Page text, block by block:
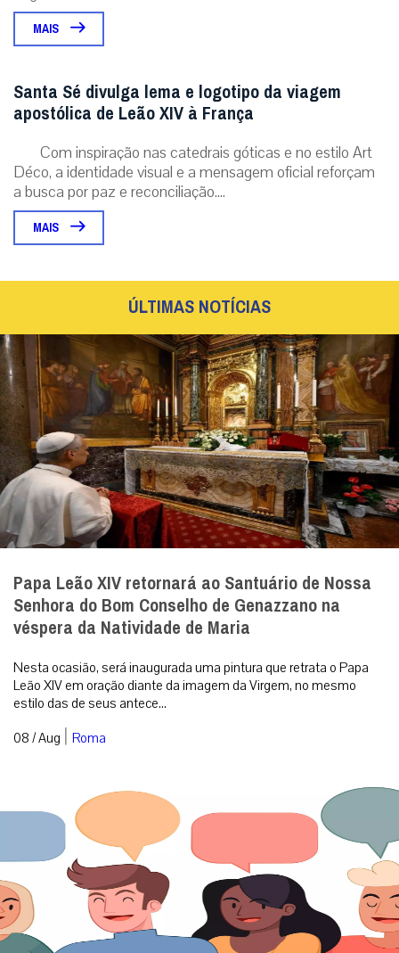
MAIS
Santa Sé divulga lema e logotipo da viagem
apostólica de Leão XIV à França
Com inspiração nas catedrais góticas e no estilo Art
Déco, a identidade visual e a mensagem oficial reforçam
a busca por paz e reconciliação....
MAIS
ÚLTIMAS NOTÍCIAS
Papa Leão XIV retornará ao Santuário de Nossa
Senhora do Bom Conselho de Genazzano na
véspera da Natividade de Maria
Nesta ocasião, será inaugurada uma pintura que retrata o Papa
Leão XIV em oração diante da imagem da Virgem, no mesmo
estilo das de seus antece...
08 / Aug | Roma